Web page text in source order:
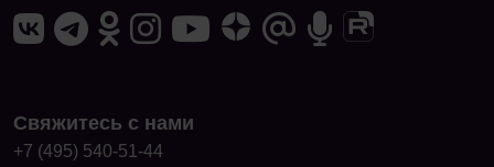
Свяжитесь с нами
+7 (495) 540-51-44